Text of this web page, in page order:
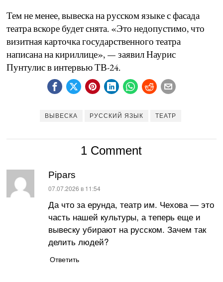
Тем не менее, вывеска на русском языке с фасада
театра вскоре будет снята. «Это недопустимо, что
визитная карточка государственного театра
написана на кириллице», — заявил Наурис
Пунтулис в интервью ТВ-24.
ВЫВЕСКА РУССКИЙ ЯЗЫК ТЕАТР
1 Comment
Pipars
:
07.07.2026 в 11:54
Да что за ерунда, театр им. Чехова — это
часть нашей культуры, а теперь еще и
вывеску убирают на русском. Зачем так
делить людей?
Ответить